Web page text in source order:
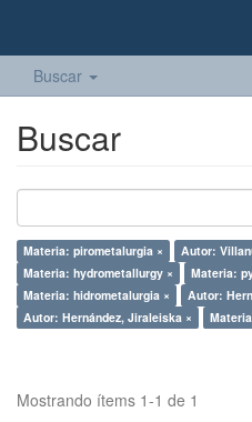
Buscar
Buscar
Materia: pirometalurgia ×
Autor:
Materia: hydrometallurgy ×
Materia:
Materia: hidrometalurgia ×
Autor:
Autor: Hernández, Jiraleiska ×
Mostrando ítems 1-1 de 1